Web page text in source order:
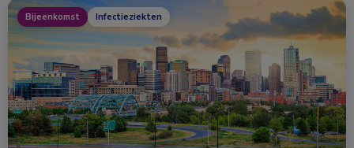
Bijeenkomst Infectieziekten